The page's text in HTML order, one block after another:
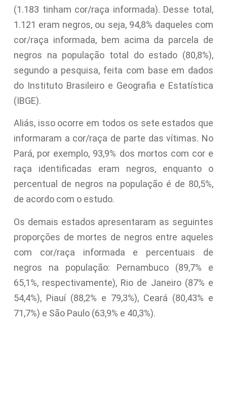
(1.183 tinham cor/raça informada). Desse total,
1.121 eram negros, ou seja, 94,8% daqueles com
cor/raça informada, bem acima da parcela de
negros na população total do estado (80,8%),
segundo a pesquisa, feita com base em dados
do Instituto Brasileiro e Geografia e Estatística
(IBGE).
Aliás, isso ocorre em todos os sete estados que
informaram a cor/raça de parte das vítimas. No
Pará, por exemplo, 93,9% dos mortos com cor e
raça identificadas eram negros, enquanto o
percentual de negros na população é de 80,5%,
de acordo com o estudo.
Os demais estados apresentaram as seguintes
proporções de mortes de negros entre aqueles
com cor/raça informada e percentuais de
negros na população: Pernambuco (89,7% e
65,1%, respectivamente), Rio de Janeiro (87% e
54,4%), Piauí (88,2% e 79,3%), Ceará (80,43% e
71,7%) e São Paulo (63,9% e 40,3%).